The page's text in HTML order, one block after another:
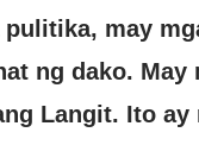
pulitika, may
ng dako.
Langit. Ito